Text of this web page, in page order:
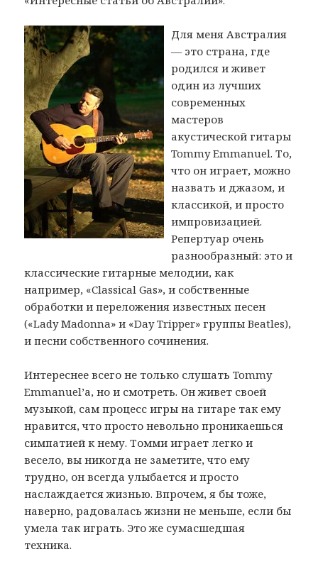
Для меня Австралия
— это страна, где
родился и живет
один из лучших
современных
мастеров
акустической гитары
Tommy Emmanuel. То,
что он играет, можно
назвать и джазом, и
классикой, и просто
импровизацией.
Репертуар очень
разнообразный: это и
классические гитарные мелодии, как
например, «Classical Gas», и собственные
обработки и переложения известных песен
(«Lady Madonna» и «Day Tripper» группы Beatles),
и песни собственного сочинения.
Интереснее всего не только слушать Tommy
Emmanuel’а, но и смотреть. Он живет своей
музыкой, сам процесс игры на гитаре так ему
нравится, что просто невольно проникаешься
симпатией к нему. Томми играет легко и
весело, вы никогда не заметите, что ему
трудно, он всегда улыбается и просто
наслаждается жизнью. Впрочем, я бы тоже,
наверно, радовалась жизни не меньше, если бы
умела так играть. Это же сумасшедшая
техника.